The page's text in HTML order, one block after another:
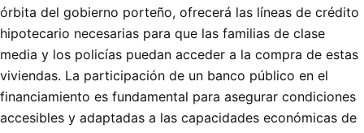
órbita del gobierno porteño, ofrecerá las líneas de crédito
hipotecario necesarias para que las familias de clase
media y los policías puedan acceder a la compra de estas
viviendas. La participación de un banco público en el
financiamiento es fundamental para asegurar condiciones
accesibles y adaptadas a las capacidades económicas de